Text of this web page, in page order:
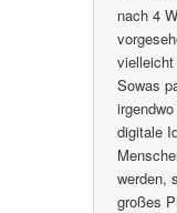
nach 4
vielleicht
Sowas
digitale
werden,
großes